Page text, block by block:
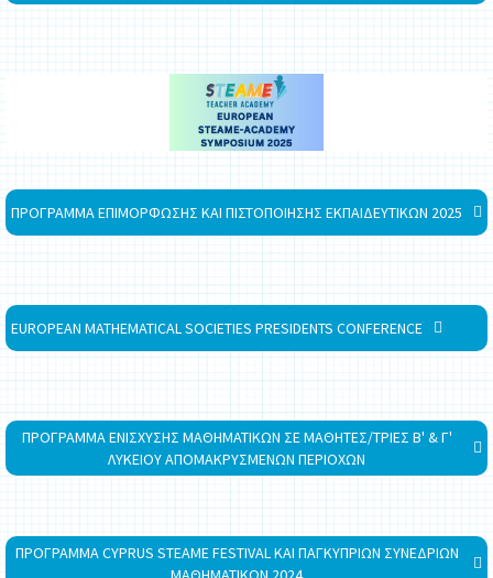
ΠΡΟΓΡΑΜΜΑ ΕΠΙΜΟΡΦΩΣΗΣ ΚΑΙ ΠΙΣΤΟΠΟΙΗΣΗΣ ΕΚΠΑΙΔΕΥΤΙΚΩΝ 2025
EUROPEAN MATHEMATICAL SOCIETIES PRESIDENTS CONFERENCE
ΠΡΟΓΡΑΜΜΑ ΕΝΙΣΧΥΣΗΣ ΜΑΘΗΜΑΤΙΚΩΝ ΣΕ ΜΑΘΗΤΕΣ/ΤΡΙΕΣ Β' & Γ'
ΛΥΚΕΙΟΥ ΑΠΟΜΑΚΡΥΣΜΕΝΩΝ ΠΕΡΙΟΧΩΝ
ΠΡΟΓΡΑΜΜΑ CYPRUS STEAME FESTIVAL ΚΑΙ ΠΑΓΚΥΠΡΙΩΝ ΣΥΝΕΔΡΙΩΝ